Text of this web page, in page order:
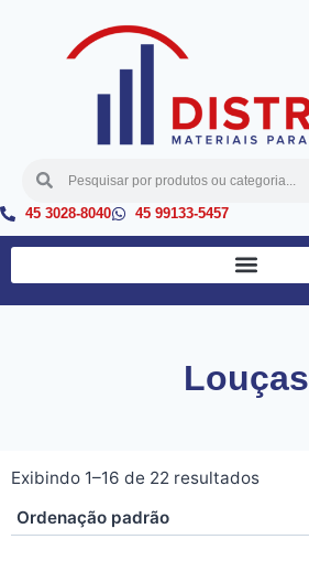
45 3028-8040 45 99133-5457
Louças
Exibindo 1–16 de 22 resultados